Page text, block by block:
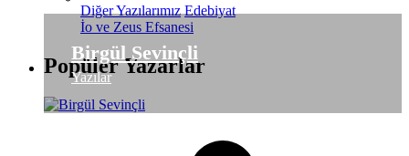
Diğer Yazılarımız Edebiyat
İo ve Zeus Efsanesi
Popüler Yazarlar
Birgül Sevinçli
Yazılar